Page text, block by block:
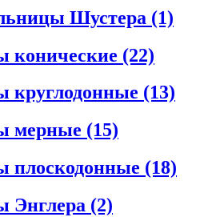
Шустера (1)
конические (22)
круглодонные (13)
мерные (15)
плоскодонные (18)
Энглера (2)